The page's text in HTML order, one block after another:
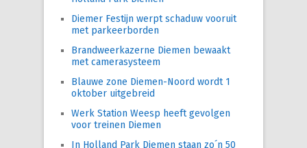
Diemer Festijn werpt schaduw vooruit
met parkeerborden
Brandweerkazerne Diemen bewaakt
met camerasysteem
Blauwe zone Diemen-Noord wordt 1
oktober uitgebreid
Werk Station Weesp heeft gevolgen
voor treinen Diemen
In Holland Park Diemen staan zo´n 50